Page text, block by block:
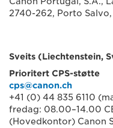
2740-262, Porto Salvo,
Sveits (Liechtenstein,
Prioritert CPS-støtte
cps@canon.ch
+41 (0) 44 835 6110
fredag: 08.00–14.00
(Hovedkontor) Canon